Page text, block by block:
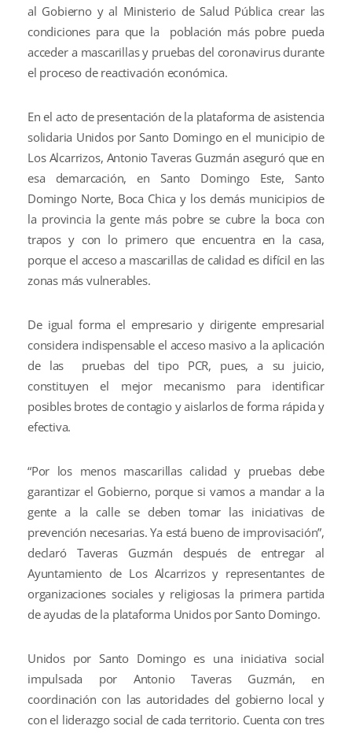
al Gobierno y al Ministerio de Salud Pública crear las
condiciones para que la población más pobre pueda
acceder a mascarillas y pruebas del coronavirus durante
el proceso de reactivación económica.
En el acto de presentación de la plataforma de asistencia
solidaria Unidos por Santo Domingo en el municipio de
Los Alcarrizos, Antonio Taveras Guzmán aseguró que en
esa demarcación, en Santo Domingo Este, Santo
Domingo Norte, Boca Chica y los demás municipios de
la provincia la gente más pobre se cubre la boca con
trapos y con lo primero que encuentra en la casa,
porque el acceso a mascarillas de calidad es difícil en las
zonas más vulnerables.
De igual forma el empresario y dirigente empresarial
considera indispensable el acceso masivo a la aplicación
de las pruebas del tipo PCR, pues, a su juicio,
constituyen el mejor mecanismo para identificar
posibles brotes de contagio y aislarlos de forma rápida y
efectiva.
“Por los menos mascarillas calidad y pruebas debe
garantizar el Gobierno, porque si vamos a mandar a la
gente a la calle se deben tomar las iniciativas de
prevención necesarias. Ya está bueno de improvisación”,
declaró Taveras Guzmán después de entregar al
Ayuntamiento de Los Alcarrizos y representantes de
organizaciones sociales y religiosas la primera partida
de ayudas de la plataforma Unidos por Santo Domingo.
Unidos por Santo Domingo es una iniciativa social
impulsada por Antonio Taveras Guzmán, en
coordinación con las autoridades del gobierno local y
con el liderazgo social de cada territorio. Cuenta con tres